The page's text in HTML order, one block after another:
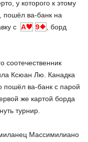
у которого к этому
пошёл ва-банк на
с A 9
, борд
соотечественник
Ксюан Лю. Канадка
пошёл ва-банк с парой
же картой борда
турнир.
Массимилиано